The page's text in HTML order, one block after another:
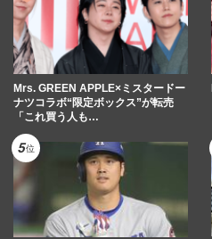
Mrs. GREEN APPLE×ミスタードー
ナツコラボ“限定ボックス”が転売
「これ買う人も…